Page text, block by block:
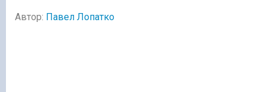
Автор: Павел Лопатко